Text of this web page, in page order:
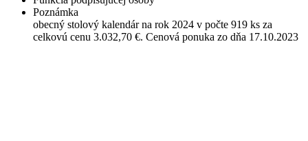
Poznámka
obecný stolový kalendár na rok 2024 v počte 919 ks za
celkovú cenu 3.032,70 €. Cenová ponuka zo dňa 17.10.2023